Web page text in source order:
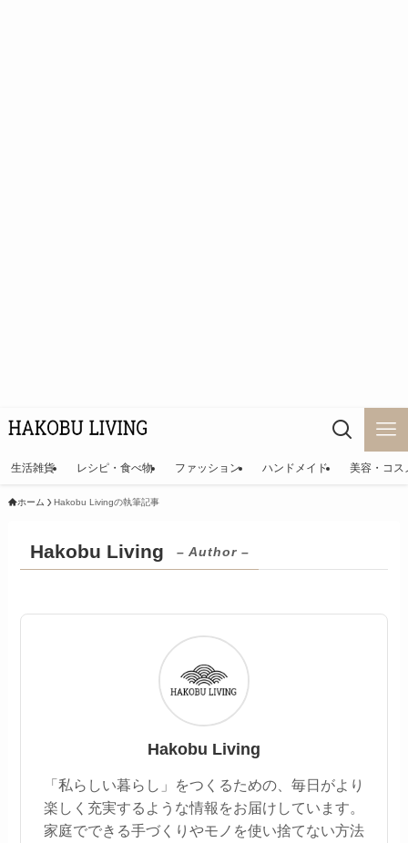
生活雑貨 レシピ・食べ物 ファッション ハンドメイド 美容・コス
ホーム Hakobu Livingの執筆記事
Hakobu Living – Author –
Hakobu Living
「私らしい暮らし」をつくるための、毎日がより
楽しく充実するような情報をお届けしています。
家庭でできる手づくりやモノを使い捨てない方法